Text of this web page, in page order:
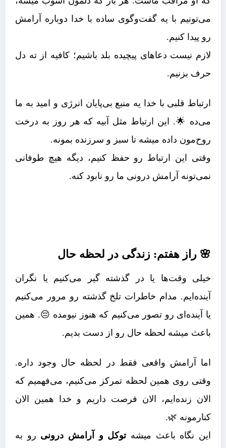
می‌تونیم با یه گفت‌وگوی ساده با خدا دوباره آرامش
رو پیدا کنیم.
لازم نیست دعاهای پیچیده بلد باشیم؛ کافیه از ته دل
حرف بزنیم.
ارتباط قلبی با خدا یه منبع بی‌پایان انرژی و امید به ما
می‌ده 🌟. این ارتباط مثل آبیه که هر روز به درخت
روح‌مون داده میشه تا سبز و سرزنده بمونه.
وقتی این ارتباط رو حفظ کنیم، دیگه هیچ طوفانی
نمی‌تونه آرامش درونی ما رو نابود کنه.
🌸 راز هفتم: زندگی در لحظه حال
خیلی وقت‌ها یا در گذشته گیر می‌کنیم یا نگران
آینده‌ایم. مدام خاطرات تلخ گذشته رو مرور می‌کنیم
یا آینده‌ای رو تصور می‌کنیم که هنوز نیومده 😔. همین
باعث میشه لحظه حال رو از دست بدیم.
اما آرامش واقعی فقط در لحظه حال وجود داره.
وقتی روی همین لحظه تمرکز می‌کنیم، می‌فهمیم که
الان زنده‌ایم، الان فرصت داریم و خدا همین الان
کنارمونه 🌿.
این نگاه باعث میشهتوکل و آرامش درونی رو به